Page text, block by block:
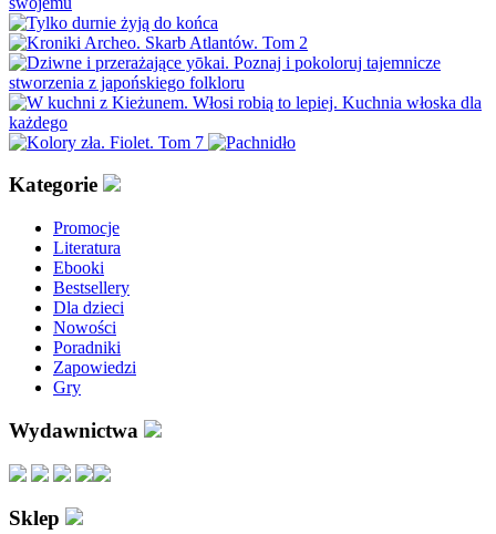
Kategorie
Promocje
Literatura
Ebooki
Bestsellery
Dla dzieci
Nowości
Poradniki
Zapowiedzi
Gry
Wydawnictwa
Sklep